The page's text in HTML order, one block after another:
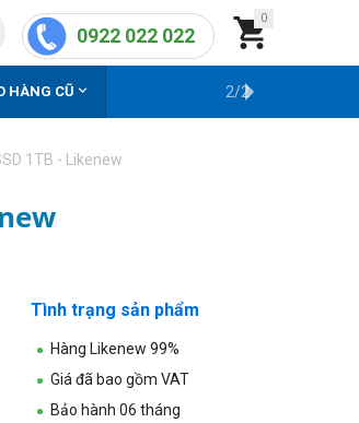
0

0922 022 022
HÀNG CŨ  2/2
1TB - Likenew
Tình trạng sản phẩm
Hàng Likenew 99%
Giá đã bao gồm VAT
Bảo hành 06 tháng